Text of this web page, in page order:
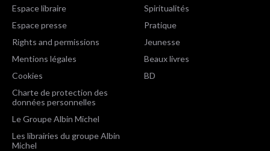
Espace libraire
Espace presse
Rights and permissions
Mentions légales
Cookies
Charte de protection des
données personnelles
Le Groupe Albin Michel
Les librairies du groupe Albin
Michel
Spiritualités
Pratique
Jeunesse
Beaux livres
BD